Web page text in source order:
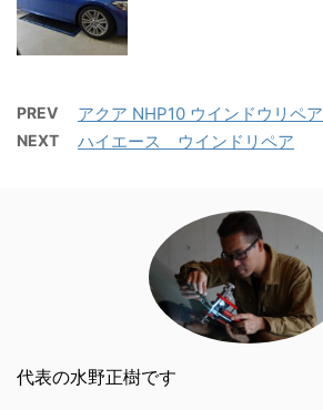
PREV アクア NHP10 ウインドウリペア
NEXT ハイエース ウインドリペア
代表の水野正樹です